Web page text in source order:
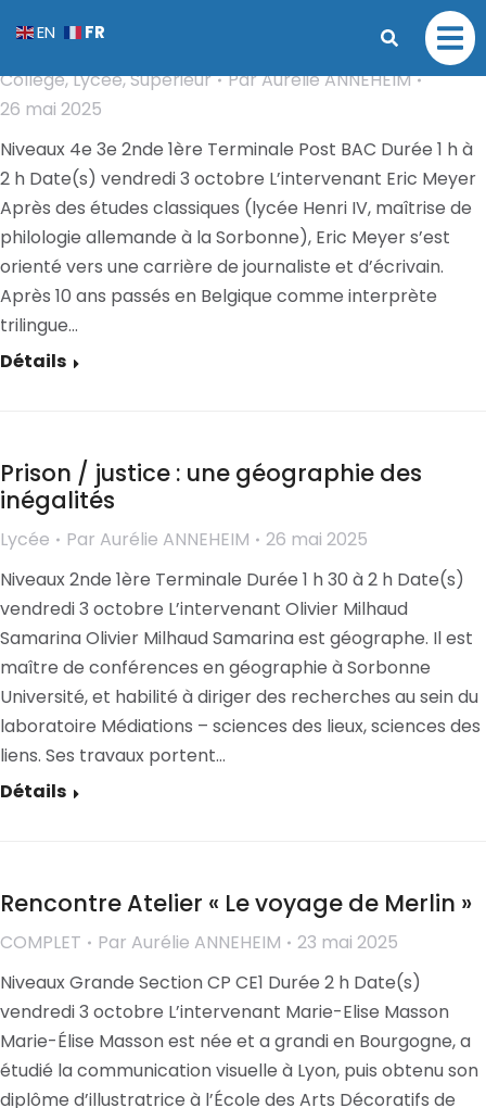
et/ou monstre ?
Collège,Lycée,Supérieur ParAurélie ANNEHEIM
26 mai 2025
Niveaux 4e 3e 2nde 1ère Terminale Post BAC Durée 1 h à
2 h Date(s) vendredi 3 octobre L’intervenant Eric Meyer
Après des études classiques (lycée Henri IV, maîtrise de
philologie allemande à la Sorbonne), Eric Meyer s’est
orienté vers une carrière de journaliste et d’écrivain.
Après 10 ans passés en Belgique comme interprète
trilingue…
Détails
Prison / justice : une géographie des
inégalités
Lycée Par Aurélie ANNEHEIM
26 mai 2025
Niveaux 2nde 1ère Terminale Durée 1 h 30 à 2 h Date(s)
vendredi 3 octobre L’intervenant Olivier Milhaud
Samarina Olivier Milhaud Samarina est géographe. Il est
maître de conférences en géographie à Sorbonne
Université, et habilité à diriger des recherches au sein du
laboratoire Médiations – sciences des lieux, sciences des
liens. Ses travaux portent…
Détails
Rencontre Atelier « Le voyage de Merlin »
COMPLET Par Aurélie ANNEHEIM
23 mai 2025
Niveaux Grande Section CP CE1 Durée 2 h Date(s)
vendredi 3 octobre L’intervenant Marie-Elise Masson
Marie-Élise Masson est née et a grandi en Bourgogne, a
étudié la communication visuelle à Lyon, puis obtenu son
diplôme d’illustratrice à l’École des Arts Décoratifs de
EN FR